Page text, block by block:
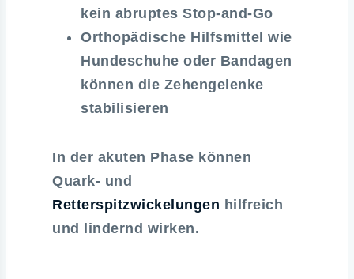
kein abruptes Stop-and-Go
Orthopädische Hilfsmittel wie
Hundeschuhe oder Bandagen
können die Zehengelenke
stabilisieren
In der akuten Phase können
Quark- und
Retterspitzwickelungen hilfreich
und lindernd wirken.